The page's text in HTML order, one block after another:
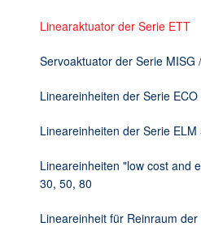
Linearaktuator der Serie ETT
Servoaktuator der Serie MISG
Lineareinheiten der Serie
Lineareinheiten der Serie
Lineareinheiten "low cost and
30, 50, 80
Lineareinheit für Reinraum